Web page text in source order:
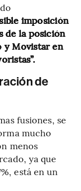
imposición
de la posición
y Movistar en
de
fusiones, se
mucho
menos
ya que
está en un